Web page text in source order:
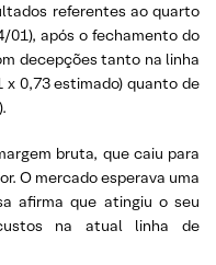
referentes ao quarto
01), após o fechamento do
decepções tanto na linha
x 0,73 estimado) quanto de
bruta, que caiu para
O mercado esperava uma
afirma que atingiu o seu
na atual linha de